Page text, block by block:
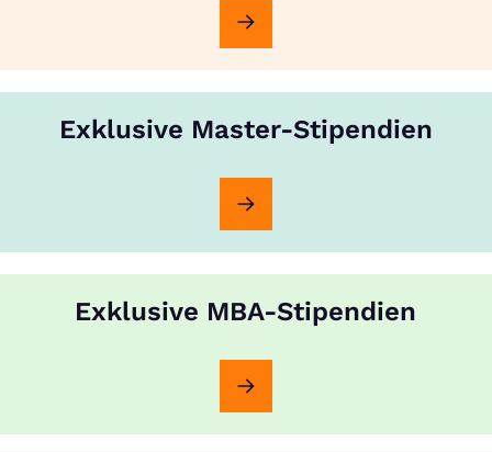
Exklusive Master-Stipendien
Exklusive MBA-Stipendien